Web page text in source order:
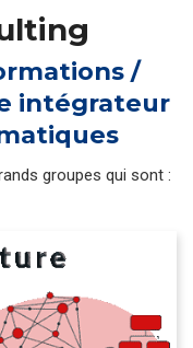
/
intégrateur
groupes qui sont :